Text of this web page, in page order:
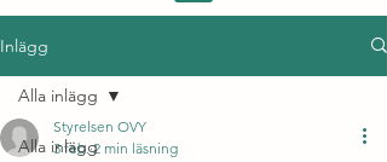
Inlägg
Alla inlägg
Alla inlägg
Styrelsen OVY
3 feb. 2 min läsning